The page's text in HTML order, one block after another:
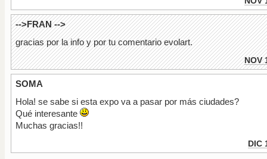
-->FRAN-->
gracias por la info y por tu comentario evolart.
NOV
SOMA
Hola! se sabe si esta expo va a pasar por más ciudades?
Qué interesante
Muchas gracias!!
DIC